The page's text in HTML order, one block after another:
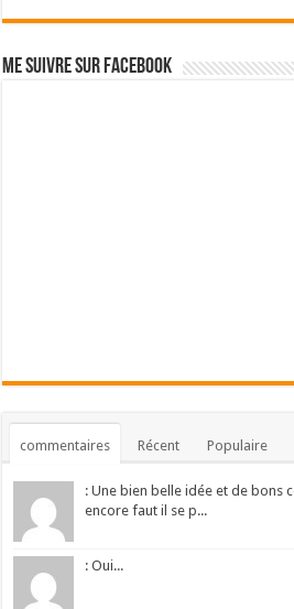
Me suivre sur Facebook
commentaires Récent Populaire
: Une bien belle idée et de bons
encore faut il se p...
: Oui...